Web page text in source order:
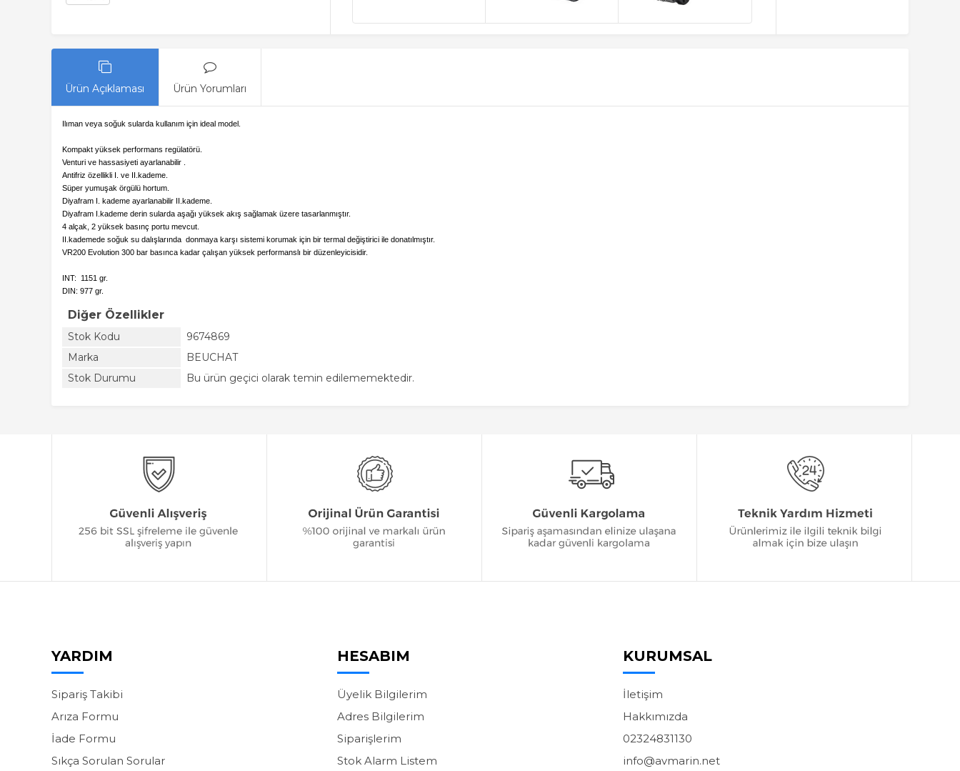
Ürün Açıklaması Ürün Yorumları
Ilıman veya soğuk sularda kullanım için ideal model.
Kompakt yüksek performans regülatörü.
Venturi ve hassasiyeti ayarlanabilir .
Antifriz özellikli I. ve II.kademe.
Süper yumuşak örgülü hortum.
Diyafram I. kademe ayarlanabilir II.kademe.
Diyafram I.kademe derin sularda aşağı yüksek akış sağlamak üzere tasarlanmıştır.
4 alçak, 2 yüksek basınç portu mevcut.
II.kademede soğuk su dalışlarında donmaya karşı sistemi korumak için bir termal değiştirici ile donatılmıştır.
VR200 Evolution 300 bar basınca kadar çalışan yüksek performanslı bir düzenleyicisidir.
INT: 1151 gr.
DIN: 977 gr.
Diğer Özellikler
Stok Kodu
9674869
Marka
BEUCHAT
Stok Durumu
Bu ürün geçici olarak temin edilememektedir.
YARDIM
Sipariş Takibi
Arıza Formu
İade Formu
Sıkça Sorulan Sorular
HESABIM
Üyelik Bilgilerim
Adres Bilgilerim
Siparişlerim
Stok Alarm Listem
KURUMSAL
İletişim
Hakkımızda
02324831130
info@avmarin.net